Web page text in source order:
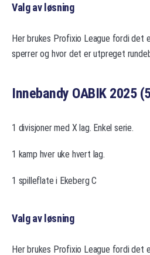
Valg av løsning
Her brukes Profixio League fordi det
sperrer og hvor det er utpreget
Innebandy OABIK 2025
1 divisjoner med X lag. Enkel serie.
1 kamp hver uke hvert lag.
1 spilleflate i Ekeberg C
Valg av løsning
Her brukes Profixio League fordi det